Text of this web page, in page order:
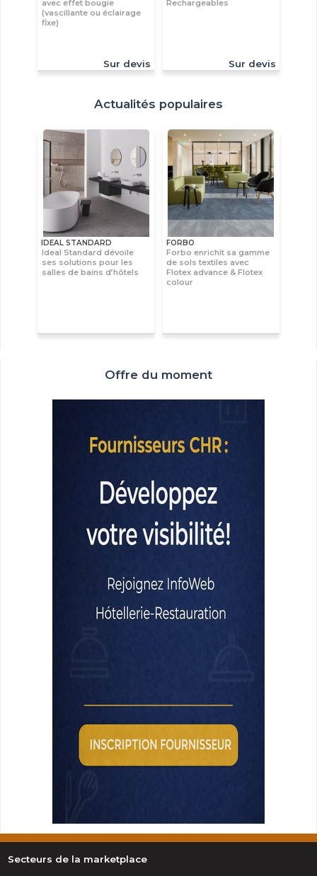
avec effet bougie
(vascillante ou éclairage
fixe)
Sur devis
Rechargeables
Sur devis
Actualités populaires
IDEAL STANDARD
Ideal Standard dévoile
ses solutions pour les
salles de bains d’hôtels
FORBO
Forbo enrichit sa gamme
de sols textiles avec
Flotex advance & Flotex
colour
Offre du moment
Secteurs de la marketplace